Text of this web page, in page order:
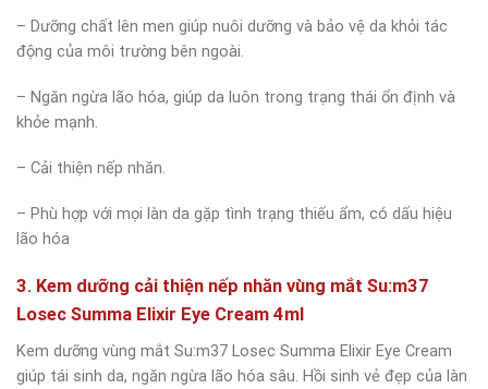
– Dưỡng chất lên men giúp nuôi dưỡng và bảo vệ da khỏi tác
động của môi trường bên ngoài.
– Ngăn ngừa lão hóa, giúp da luôn trong trạng thái ổn định và
khỏe mạnh.
– Cải thiện nếp nhăn.
– Phù hợp với mọi làn da gặp tình trạng thiếu ẩm, có dấu hiệu
lão hóa
3. Kem dưỡng cải thiện nếp nhăn vùng mắt Su:m37
Losec Summa Elixir Eye Cream 4ml
Kem dưỡng vùng mắt Su:m37 Losec Summa Elixir Eye Cream
giúp tái sinh da, ngăn ngừa lão hóa sâu. Hồi sinh vẻ đẹp của làn